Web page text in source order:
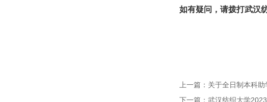
如有疑问，请拨打武汉
上一篇： 关于全日制本科
下一篇： 武汉纺织大学